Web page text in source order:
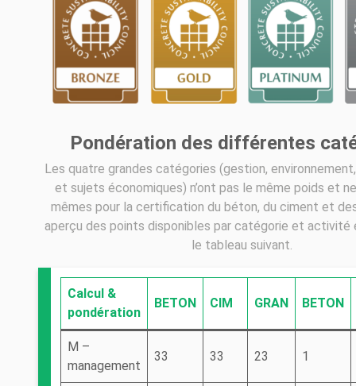
Pondération des différentes
Les quatre grandes catégories (gestion,
et sujets économiques) n’ont pas le même poids et
mêmes pour la certification du béton, du ciment et
aperçu des points disponibles par catégorie et activité
le tableau suivant.
Calcul &
pondération
BETON CIM GRAN BETON
M –
management
33 33 23 1